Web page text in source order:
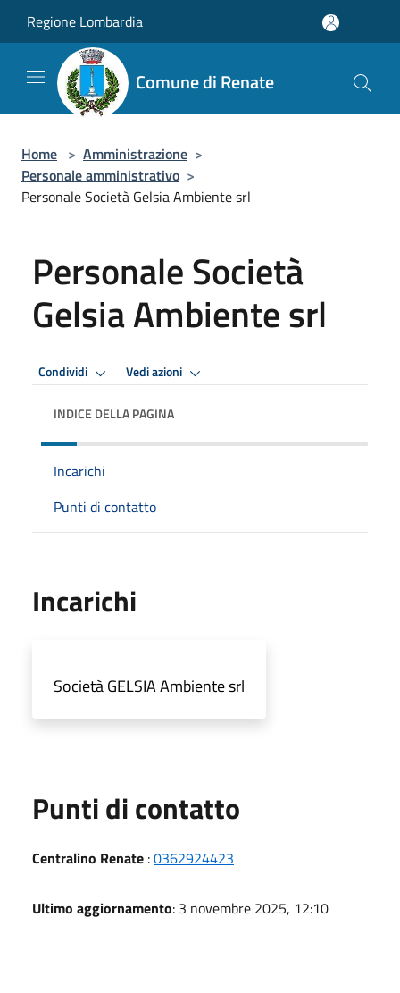
Regione Lombardia
Comune di Renate
Home > Amministrazione >
Personale amministrativo >
Personale Società Gelsia Ambiente srl
Personale Società
Gelsia Ambiente srl
Condividi Vedi azioni
INDICE DELLA PAGINA
Incarichi
Punti di contatto
Incarichi
Società GELSIA Ambiente srl
Punti di contatto
Centralino Renate :0362924423
Ultimo aggiornamento: 3 novembre 2025, 12:10